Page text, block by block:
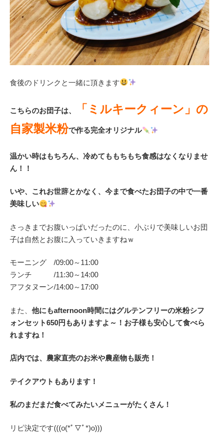
食後のドリンクと一緒に頂きます
こちらのお団子は、
「ミルキークィーン」の
自家製米粉で作る完全オリジナル
温かい時はもちろん、冷めてももちもち食感はなくなりませ
ん！！
いや、これお世辞とかなく、今まで食べたお団子の中で一番
美味しい
さっきまでお腹いっぱいだったのに、小ぶりで美味しいお団
子は自然とお腹に入っていきますねｗ
モーニング /09:00～11:00
ランチ /11:30～14:00
アフタヌーン/14:00～17:00
また、 他にもafternoon時間にはグルテンフリーの米粉シフ
ォンセット650円もありますよ～！お子様も安心して食べら
れますね！
店内では、農家直売のお米や農産物も販売！
テイクアウトもあります！
私のまだまだ食べてみたいメニューがたくさん！
リピ決定です(((o(*ﾟ▽ﾟ*)o)))